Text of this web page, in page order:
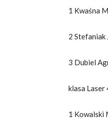
1 Kwaśna
2 Stefaniak
3 Dubiel
klasa Laser
1 Kowalski